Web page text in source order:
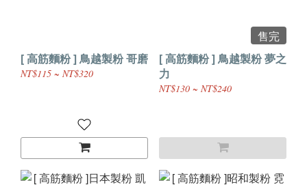
[ 高筋麵粉 ] 鳥越製粉 哥磨
NT$115 ~ NT$320
售完
[ 高筋麵粉 ] 鳥越製粉 夢之
力
NT$130 ~ NT$240